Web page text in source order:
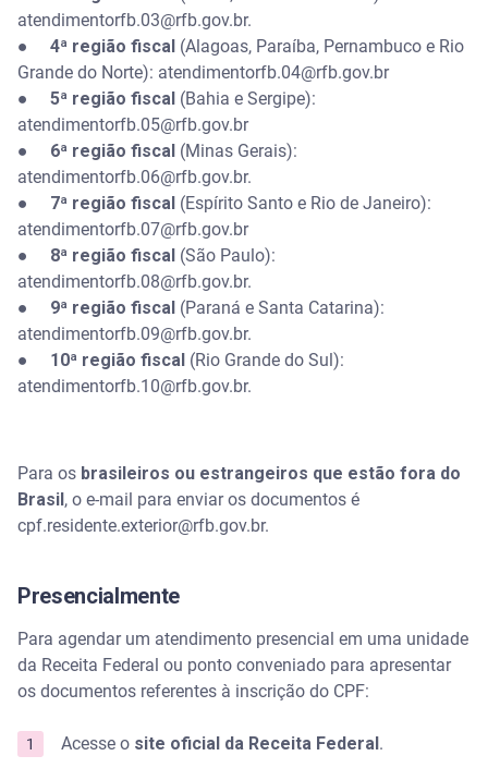
atendimentorfb.03@rfb.gov.br.
● 4ª região fiscal (Alagoas, Paraíba, Pernambuco e Rio
Grande do Norte): atendimentorfb.04@rfb.gov.br
● 5ª região fiscal (Bahia e Sergipe):
atendimentorfb.05@rfb.gov.br
● 6ª região fiscal (Minas Gerais):
atendimentorfb.06@rfb.gov.br.
● 7ª região fiscal (Espírito Santo e Rio de Janeiro):
atendimentorfb.07@rfb.gov.br
● 8ª região fiscal (São Paulo):
atendimentorfb.08@rfb.gov.br.
● 9ª região fiscal (Paraná e Santa Catarina):
atendimentorfb.09@rfb.gov.br.
● 10ª região fiscal (Rio Grande do Sul):
atendimentorfb.10@rfb.gov.br.
Para os brasileiros ou estrangeiros que estão fora do
Brasil , o e-mail para enviar os documentos é
cpf.residente.exterior@rfb.gov.br.
Presencialmente
Para agendar um atendimento presencial em uma unidade
da Receita Federal ou ponto conveniado para apresentar
os documentos referentes à inscrição do CPF:
Acesse o site oficial da Receita Federal .